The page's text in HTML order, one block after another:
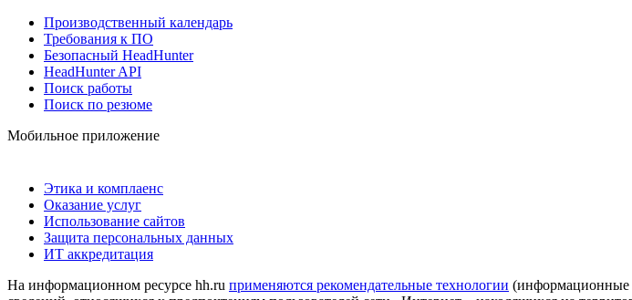
Производственный календарь
Требования к ПО
Безопасный HeadHunter
HeadHunter API
Поиск работы
Поиск по резюме
Мобильное приложение
Этика и комплаенс
Оказание услуг
Использование сайтов
Защита персональных данных
ИТ аккредитация
На информационном ресурсе hh.ru применяются рекомендательные технологии (информационные